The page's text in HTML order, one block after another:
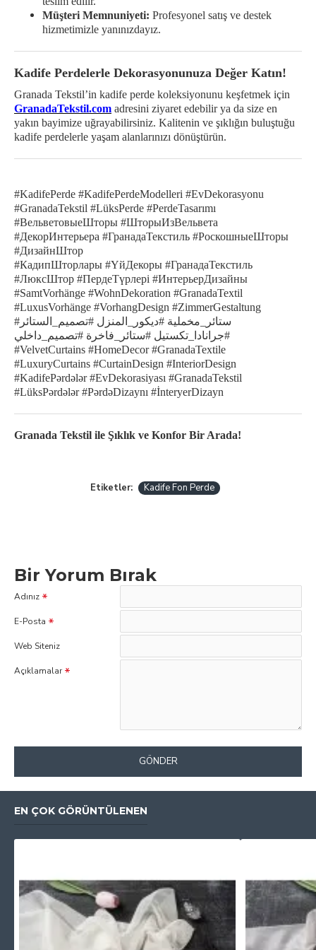
Müşteri Memnuniyeti: Profesyonel satış ve destek
hizmetimizle yanınızdayız.
Kadife Perdelerle Dekorasyonunuza Değer Katın!
Granada Tekstil’in kadife perde koleksiyonunu keşfetmek için
GranadaTekstil.com adresini ziyaret edebilir ya da size en
yakın bayimize uğrayabilirsiniz. Kalitenin ve şıklığın buluştuğu
kadife perdelerle yaşam alanlarınızı dönüştürün.
#KadifePerde #KadifePerdeModelleri #EvDekorasyonu
#GranadaTekstil #LüksPerde #PerdeTasarımı
#ВельветовыеШторы #ШторыИзВельвета
#ДекорИнтерьера #ГранадаТекстиль #РоскошныеШторы
#ДизайнШтор
#КадипШторлары #ҮйДекоры #ГранадаТекстиль
#ЛюксШтор #ПердеТүрлері #ИнтерьерДизайны
#SamtVorhänge #WohnDekoration #GranadaTextil
#LuxusVorhänge #VorhangDesign #ZimmerGestaltung
#ستائر_مخملية #ديكور_المنزل #تصميم_الستائر
#جرانادا_تكستيل #ستائر_فاخرة #تصميم_داخلي
#VelvetCurtains #HomeDecor #GranadaTextile
#LuxuryCurtains #CurtainDesign #InteriorDesign
#KadifePərdələr #EvDekorasiyası #GranadaTekstil
#LüksPərdələr #PərdəDizaynı #İnteryerDizayn
Granada Tekstil ile Şıklık ve Konfor Bir Arada!
Etiketler: Kadife Fon Perde
Bir Yorum Bırak
Adınız
E-Posta
Web Siteniz
Açıklamalar
GÖNDER
EN ÇOK GÖRÜNTÜLENEN